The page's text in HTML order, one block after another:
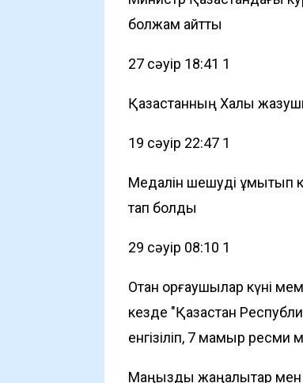
болжам айтты
27 сәуір 18:41 1
Қазақстанның Халық
19 сәуір 22:47 1
Медалін шешуді ұмытып
тап болды
29 сәуір 08:10 1
Отан қорғаушылар күні
кезде "Қазақстан
енгізіліп, 7 мамыр ресми
Маңызды жаңалықтар мен